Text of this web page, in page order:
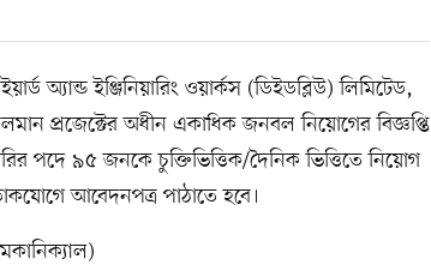
অ্যান্ড ইঞ্জিনিয়ারিং ওয়ার্কস (ডিইডব্লিউ) লিমিটেড,
প্রজেক্টের অধীন একাধিক জনবল নিয়োগের বিজ্ঞপ্তি
পদে ৯৫ জনকে চুক্তিভিত্তিক/দৈনিক ভিত্তিতে নিয়োগ
আবেদনপত্র পাঠাতে হবে।